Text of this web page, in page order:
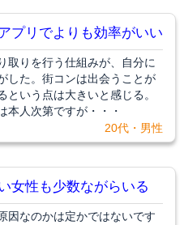
プリでよりも効率がいい
取りを行う仕組みが、自分に
した。街コンは出会うことが
という点は大きいと感じる。
本人次第ですが・・・
20代・男性
女性も少数ながらいる
因なのかは定かではないです